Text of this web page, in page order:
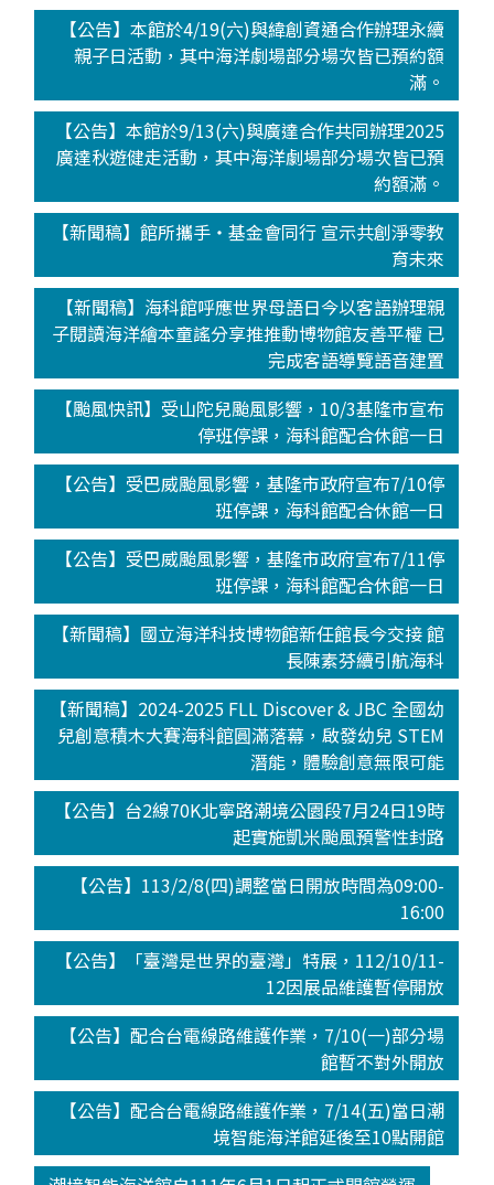
【公告】本館於4/19(六)與緯創資通合作辦理永續
親子日活動，其中海洋劇場部分場次皆已預約額
滿。
【公告】本館於9/13(六)與廣達合作共同辦理2025
廣達秋遊健走活動，其中海洋劇場部分場次皆已預
約額滿。
【新聞稿】館所攜手‧基金會同行 宣示共創淨零教
育未來
【新聞稿】海科館呼應世界母語日今以客語辦理親
子閱讀海洋繪本童謠分享推推動博物館友善平權 已
完成客語導覽語音建置
【颱風快訊】受山陀兒颱風影響，10/3基隆市宣布
停班停課，海科館配合休館一日
【公告】受巴威颱風影響，基隆市政府宣布7/10停
班停課，海科館配合休館一日
【公告】受巴威颱風影響，基隆市政府宣布7/11停
班停課，海科館配合休館一日
【新聞稿】國立海洋科技博物館新任館長今交接 館
長陳素芬續引航海科
【新聞稿】2024-2025 FLL Discover & JBC 全國幼
兒創意積木大賽海科館圓滿落幕，啟發幼兒 STEM
潛能，體驗創意無限可能
【公告】台2線70K北寧路潮境公園段7月24日19時
起實施凱米颱風預警性封路
【公告】113/2/8(四)調整當日開放時間為09:00-
16:00
【公告】「臺灣是世界的臺灣」特展，112/10/11-
12因展品維護暫停開放
【公告】配合台電線路維護作業，7/10(一)部分場
館暫不對外開放
【公告】配合台電線路維護作業，7/14(五)當日潮
境智能海洋館延後至10點開館